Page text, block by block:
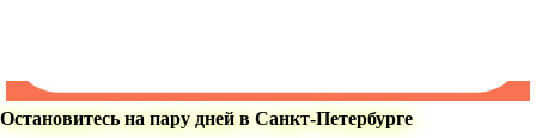
Остановитесь на пару дней в Санкт-Петербурге